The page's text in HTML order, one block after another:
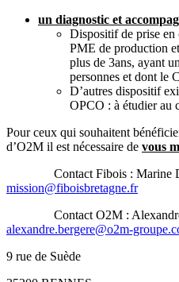
un diagnostic et
Dispositif de prise
PME de production
plus de 3ans, ayant
personnes et dont le
D’autres dispositif
OPCO : à étudier au
Pour ceux qui souhaitent
d’O2M il est nécessaire de vous
Contact Fibois : Marine
mission@fiboisbretagne.fr
Contact O2M : Alexandre
alexandre.bergere@o2m-
9 rue de Suède